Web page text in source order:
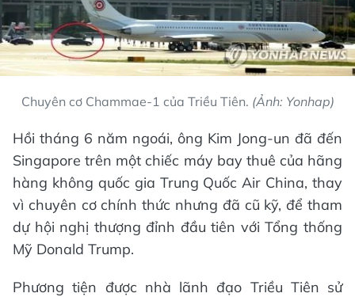
Chuyên cơ Chammae-1 của Triều Tiên. (Ảnh: Yonhap)
Hồi tháng 6 năm ngoái, ông Kim Jong-un đã đến
Singapore trên một chiếc máy bay thuê của hãng
hàng không quốc gia Trung Quốc Air China, thay
vì chuyên cơ chính thức nhưng đã cũ kỹ, để tham
dự hội nghị thượng đỉnh đầu tiên với Tổng thống
Mỹ Donald Trump.
Phương tiện được nhà lãnh đạo Triều Tiên sử